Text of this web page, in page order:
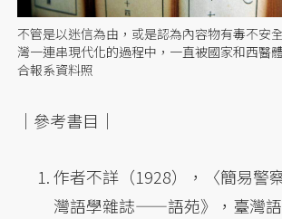
不管是以迷信為由，或是認為內容物有毒不安
灣一連串現代化的過程中，一直被國家和西醫
合報系資料照
｜參考書目｜
作者不詳（1928），〈簡易警
灣語學雜誌——語苑》，臺灣語